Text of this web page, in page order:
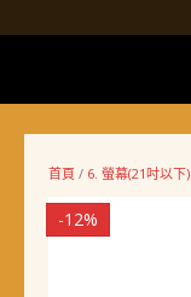
首頁 / 6. 螢幕(21吋以下)
-12%